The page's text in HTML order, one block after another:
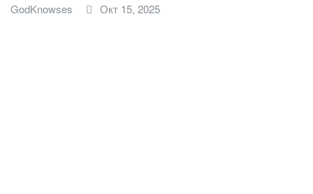
GodKnowses Окт 15, 2025